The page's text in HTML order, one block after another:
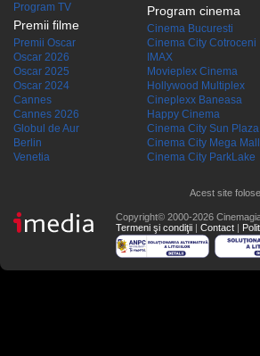
Program TV
Premii filme
Premii Oscar
Oscar 2026
Oscar 2025
Oscar 2024
Cannes
Cannes 2026
Globul de Aur
Berlin
Venetia
Program cinema
Cinema Bucuresti
Cinema City Cotroceni
IMAX
Movieplex Cinema
Hollywood Multiplex
Cineplexx Baneasa
Happy Cinema
Cinema City Sun Plaza
Cinema City Mega Mall
Cinema City ParkLake
Acest site
Copyright© 2000-2026
Termeni şi condiţii | Contact |